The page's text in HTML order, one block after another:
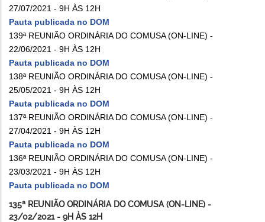
27/07/2021 - 9H ÀS 12H
Pauta publicada no DOM
139ª REUNIÃO ORDINÁRIA DO COMUSA (ON-LINE) -
22/06/2021 - 9H ÀS 12H
Pauta publicada no DOM
138ª REUNIÃO ORDINÁRIA DO COMUSA (ON-LINE) -
25/05/2021 - 9H ÀS 12H
Pauta publicada no DOM
137ª REUNIÃO ORDINÁRIA DO COMUSA (ON-LINE) -
27/04/2021 - 9H ÀS 12H
Pauta publicada no DOM
136ª REUNIÃO ORDINÁRIA DO COMUSA (ON-LINE) -
23/03/2021 - 9H ÀS 12H
Pauta publicada no DOM
135ª REUNIÃO ORDINÁRIA DO COMUSA (ON-LINE) -
23/02/2021 - 9H ÀS 12H